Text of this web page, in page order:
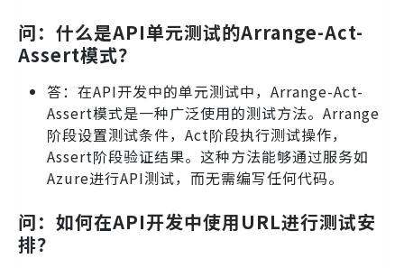
问：什么是API单元测试的Arrange-Act-
Assert模式？
答：在API开发中的单元测试中，Arrange-Act-
Assert模式是一种广泛使用的测试方法。Arrange
阶段设置测试条件，Act阶段执行测试操作，
Assert阶段验证结果。这种方法能够通过服务如
Azure进行API测试，而无需编写任何代码。
问：如何在API开发中使用URL进行测试安
排？